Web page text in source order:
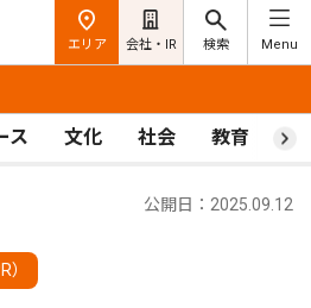
エリア 会社・IR 検索 Menu
ス 文化 社会 教育 ス
）
公開日：2025.09.12